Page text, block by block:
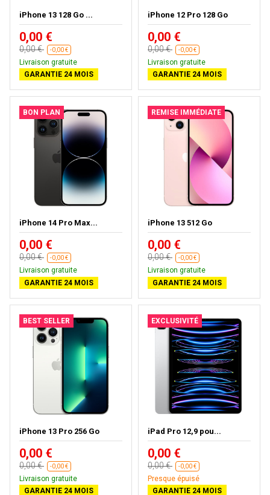
iPhone 13 128 Go ...
0,00 €
0,00 € -0,00 €
Livraison gratuite
GARANTIE 24 MOIS
iPhone 12 Pro 128 Go
0,00 €
0,00 € -0,00 €
Livraison gratuite
GARANTIE 24 MOIS
BON PLAN
iPhone 14 Pro Max...
0,00 €
0,00 € -0,00 €
Livraison gratuite
GARANTIE 24 MOIS
REMISE IMMÉDIATE
iPhone 13 512 Go
0,00 €
0,00 € -0,00 €
Livraison gratuite
GARANTIE 24 MOIS
BEST SELLER
iPhone 13 Pro 256 Go
0,00 €
0,00 € -0,00 €
Livraison gratuite
GARANTIE 24 MOIS
EXCLUSIVITÉ
iPad Pro 12,9 pou...
0,00 €
0,00 € -0,00 €
Presque épuisé
GARANTIE 24 MOIS